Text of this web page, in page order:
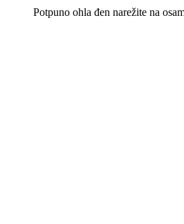
Potpuno ohla đen narežite na